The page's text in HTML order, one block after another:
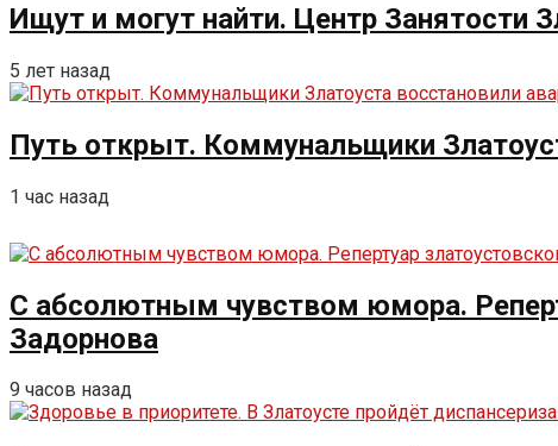
Ищут и могут найти. Центр Занятости
5 лет назад
Путь открыт. Коммунальщики
1 час назад
С абсолютным чувством юмора.
Задорнова
9 часов назад